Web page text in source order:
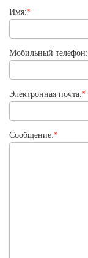
Имя:*
Мобильный телефон:
Электронная почта:*
Сообщение:*